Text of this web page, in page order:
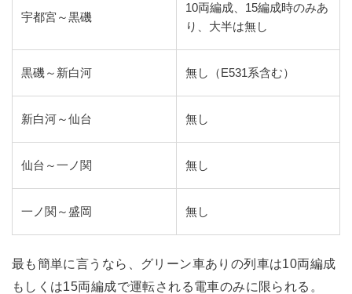
宇都宮～黒磯
10両編成、15編成時のみあ
り、大半は無し
黒磯～新白河 無し（E531系含む）
新白河～仙台 無し
仙台～一ノ関 無し
一ノ関～盛岡 無し
最も簡単に言うなら、グリーン車ありの列車は10両編成
もしくは15両編成で運転される電車のみに限られる。